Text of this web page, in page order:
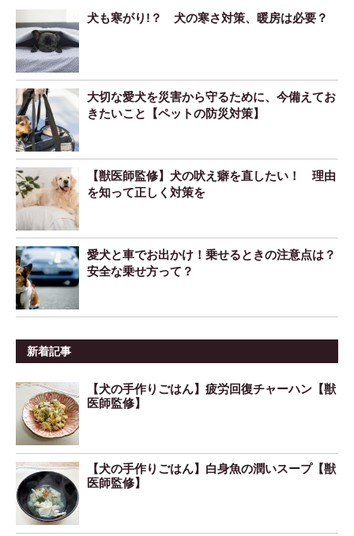
犬も寒がり!？ 犬の寒さ対策、暖房は必要？
大切な愛犬を災害から守るために、今備えてお
きたいこと【ペットの防災対策】
【獣医師監修】犬の吠え癖を直したい！ 理由
を知って正しく対策を
愛犬と車でお出かけ！乗せるときの注意点は？
安全な乗せ方って？
新着記事
【犬の手作りごはん】疲労回復チャーハン【獣
医師監修】
【犬の手作りごはん】白身魚の潤いスープ【獣
医師監修】